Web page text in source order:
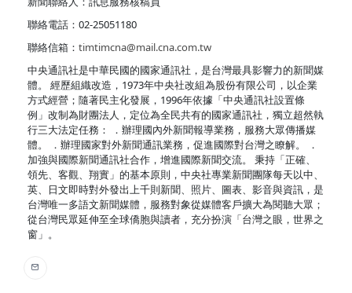
聯絡電話：02-25051180
聯絡信箱： timtimcna@mail.cna.com.tw
中央通訊社是中華民國的國家通訊社，是台灣最具影響力的新聞媒
體。 經歷組織改造，1973年中央社改組為股份有限公司，以企業
方式經營；隨著民主化發展，1996年依據「中央通訊社設置條
例」改制為財團法人，定位為全民共有的國家通訊社，獨立超然執
行三大法定任務： ．辦理國內外新聞報導業務，服務大眾傳播媒
體。 ．辦理國家對外新聞通訊業務，促進國際對台灣之瞭解。 ．
加強與國際新聞通訊社合作，增進國際新聞交流。 秉持「正確、
領先、客觀、翔實」的基本原則，中央社專業新聞團隊每天以中、
英、日文即時對外發出上千則新聞、照片、圖表、影音與資訊，是
台灣唯一多語文新聞媒體，服務對象從媒體客戶擴大為閱聽大眾；
從台灣民眾延伸至全球僑胞與讀者，充分扮演「台灣之眼，世界之
窗」。